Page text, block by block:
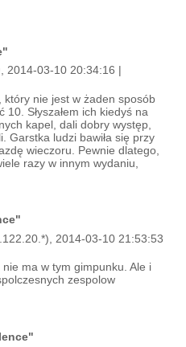
, 2014-03-10 20:34:16 |
który nie jest w żaden sposób
10. Słyszałem ich kiedyś na
kapel, dali dobry występ,
Garstka ludzi bawiła się przy
wieczoru. Pewnie dlatego,
razy w innym wydaniu,
2014-03-10 21:53:53
ma w tym gimpunku. Ale i
zespolow